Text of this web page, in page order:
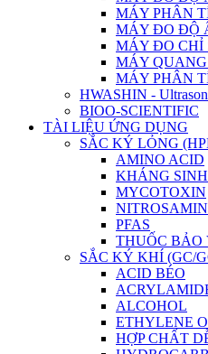
MÁY PHÂN
MÁY ĐO ĐỘ
MÁY ĐO CHỈ
MÁY QUANG
MÁY PHÂN
HWASHIN -
BIOO-SCIENTIFIC
TÀI LIỆU ỨNG DỤNG
SẮC KÝ LỎNG
AMINO ACID
KHÁNG SINH
MYCOTOXIN
PFAS
THUỐC BẢO
SẮC KÝ KHÍ (GC/
ACID BÉO
ALCOHOL
ETHYLENE
HỢP CHẤT